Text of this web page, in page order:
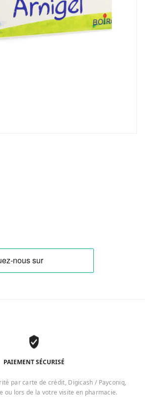
PAIEMENT SÉCURISÉ
par carte de crédit, Digicash / Payconiq,
ou lors de la votre visite en pharmacie.